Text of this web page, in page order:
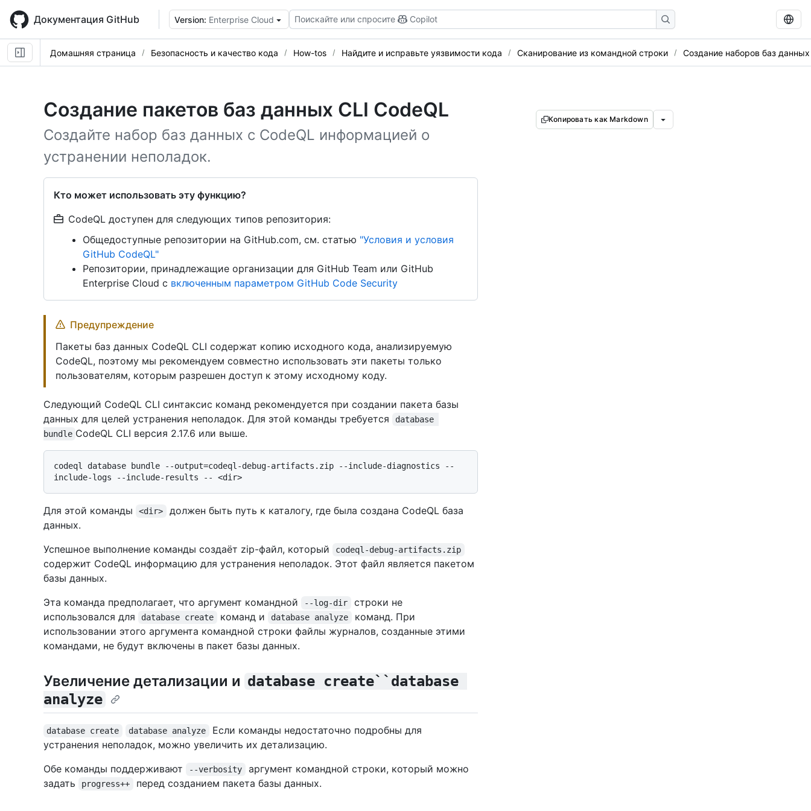
main
content
Документация GitHub Version: Enterprise Cloud Поискайте или спросите Copilot
Домашняя страница Безопасность и качество кода How-tos Найдите и исправьте уязвимости кода Сканирование из командной строки Создание наборов баз данных
Создание пакетов баз данных CLI CodeQL
Создайте набор баз данных с CodeQL информацией о
устранении неполадок.
Кто может использовать эту функцию?
CodeQL доступен для следующих типов репозитория:
Общедоступные репозитории на GitHub.com, см. статью "Условия и условия
GitHub CodeQL"
Репозитории, принадлежащие организации для GitHub Team или GitHub
Enterprise Cloud с включенным параметром GitHub Code Security
Копировать как Markdown
Предупреждение
Пакеты баз данных CodeQL CLI содержат копию исходного кода, анализируемую
CodeQL, поэтому мы рекомендуем совместно использовать эти пакеты только
пользователям, которым разрешен доступ к этому исходному коду.
Следующий CodeQL CLI синтаксис команд рекомендуется при создании пакета базы
данных для целей устранения неполадок. Для этой команды требуется
database
bundle CodeQL CLI версия 2.17.6 или выше.
codeql database bundle --output=codeql-debug-artifacts.zip --include-diagnostics --
Для этой команды <dir>
должен быть путь к каталогу, где была создана CodeQL база
данных.
Успешное выполнение команды создаёт zip-файл, который
codeql-debug-artifacts.zip
содержит CodeQL информацию для устранения неполадок. Этот файл является пакетом
базы данных.
Эта команда предполагает, что аргумент командной
--log-dir
строки не
использовался для
database create команд и database analyze
команд. При
использовании этого аргумента командной строки файлы журналов, созданные этими
командами, не будут включены в пакет базы данных.
Увеличение детализации и database create``database
analyze
database create database analyze
Если команды недостаточно подробны для
устранения неполадок, можно увеличить их детализацию.
Обе команды поддерживают
--verbosity
аргумент командной строки, который можно
задать
progress++ перед созданием пакета базы данных.